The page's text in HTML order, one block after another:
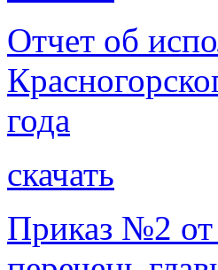
Отчет об
года
скачать
Приказ №2 от